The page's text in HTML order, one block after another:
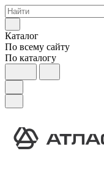
Каталог
По всему сайту
По каталогу